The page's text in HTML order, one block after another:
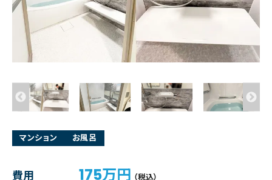
マンション お風呂
費用 175万円 （税込）